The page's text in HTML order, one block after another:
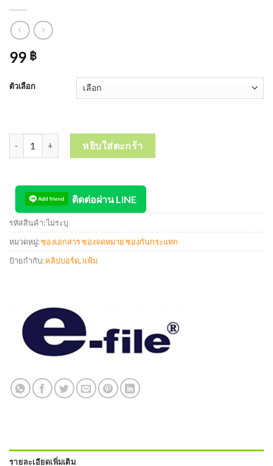
99 ฿
ตัวเลือก
จำนวน คลิปบอร์ด ไอ ติ้งค์ อี-ไฟล์ E-FILE I-Think Clipboard
หยิบใส่ตะกร้า
ติดต่อผ่าน LINE
รหัสสินค้า:ไม่ระบุ
หมวดหมู่:ซองเอกสาร ซองจดหมาย ซองกันกระแทก
ป้ายกำกับ:คลิปบอร์ด, แฟ้ม
รายละเอียดเพิ่มเติม